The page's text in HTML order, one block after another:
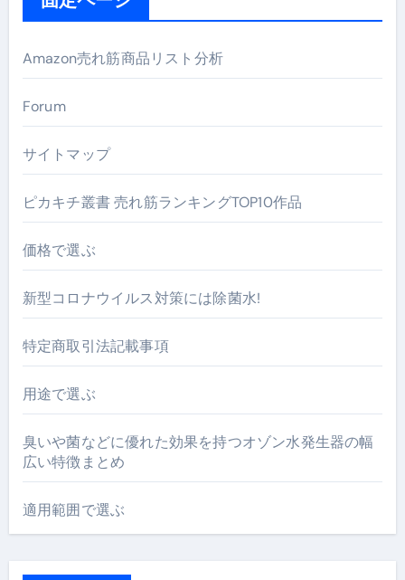
Amazon売れ筋商品リスト分析
Forum
サイトマップ
ピカキチ叢書 売れ筋ランキングTOP10作品
価格で選ぶ
新型コロナウイルス対策には除菌水!
特定商取引法記載事項
用途で選ぶ
臭いや菌などに優れた効果を持つオゾン水発生器の幅
広い特徴まとめ
適用範囲で選ぶ